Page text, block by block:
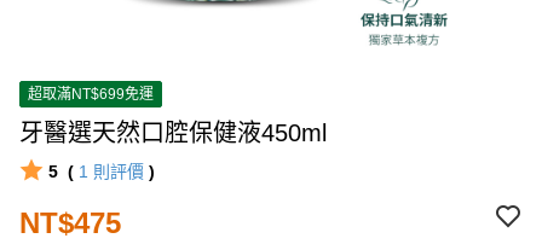
超取滿NT$699免運
牙醫選天然口腔保健液450ml
5 ( 1 則評價 )
NT$475